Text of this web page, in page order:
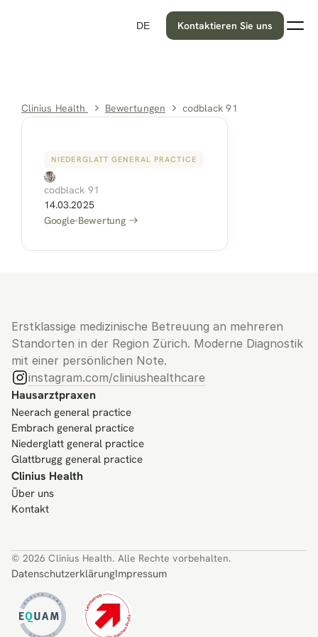
DE Kontaktieren Sie uns
Clinius Health Bewertungen codblack 91
NIEDERGLATT GENERAL PRACTICE
codblack 91
14.03.2025
Google-Bewertung
Erstklassige medizinische Betreuung an mehreren
Standorten in der Region Zürich. Moderne Diagnostik
mit einer persönlichen Note.
instagram.com/cliniushealthcare
Hausarztpraxen
Neerach general practice
Embrach general practice
Niederglatt general practice
Glattbrugg general practice
Clinius Health
Über uns
Kontakt
© 2026 Clinius Health. Alle Rechte vorbehalten.
DatenschutzerklärungImpressum